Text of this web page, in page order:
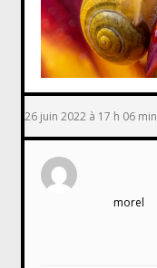
26 juin 2022 à 17 h 06 min
morel